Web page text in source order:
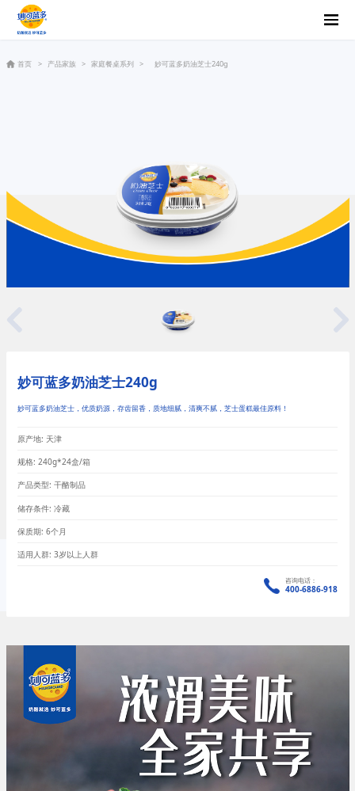
首页 > 产品家族 > 家庭餐桌系列 > 妙可蓝多奶油芝士240g
妙可蓝多奶油芝士240g
妙可蓝多奶油芝士，优质奶源，存齿留香，质地细腻，清爽不腻，芝士蛋糕最佳原料！
原产地: 天津
规格: 240g*24盒/箱
产品类型: 干酪制品
储存条件: 冷藏
保质期: 6个月
适用人群: 3岁以上人群
咨询电话：
400-6886-918